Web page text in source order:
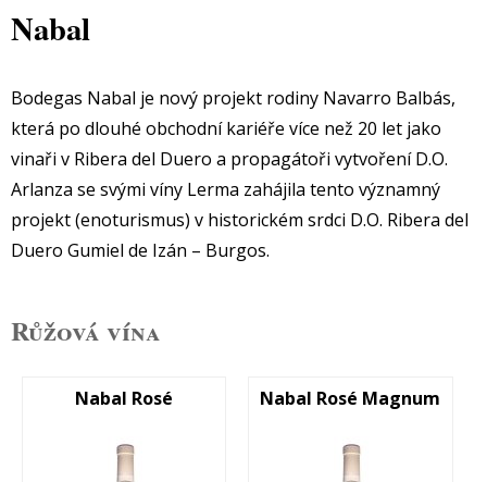
Nabal
Bodegas Nabal je nový projekt rodiny Navarro Balbás,
která po dlouhé obchodní kariéře více než 20 let jako
vinaři v Ribera del Duero a propagátoři vytvoření D.O.
Arlanza se svými víny Lerma zahájila tento významný
projekt (enoturismus) v historickém srdci D.O. Ribera del
Duero Gumiel de Izán – Burgos.
Růžová vína
Nabal Rosé Nabal Rosé Magnum